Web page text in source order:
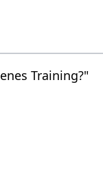
Training?"